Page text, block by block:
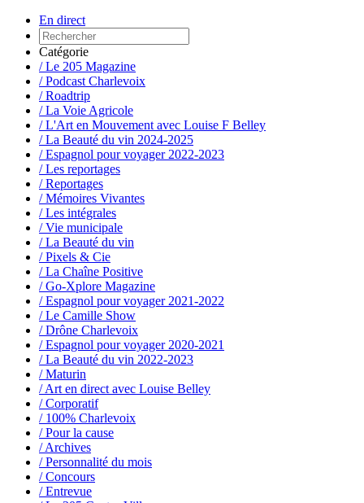
En direct
Catégorie
/ Le 205 Magazine
/ Podcast Charlevoix
/ Roadtrip
/ La Voie Agricole
/ L'Art en Mouvement avec Louise F Belley
/ La Beauté du vin 2024-2025
/ Espagnol pour voyager 2022-2023
/ Les reportages
/ Reportages
/ Mémoires Vivantes
/ Les intégrales
/ Vie municipale
/ La Beauté du vin
/ Pixels & Cie
/ La Chaîne Positive
/ Go-Xplore Magazine
/ Espagnol pour voyager 2021-2022
/ Le Camille Show
/ Drône Charlevoix
/ Espagnol pour voyager 2020-2021
/ La Beauté du vin 2022-2023
/ Maturin
/ Art en direct avec Louise Belley
/ Corporatif
/ 100% Charlevoix
/ Pour la cause
/ Archives
/ Personnalité du mois
/ Concours
/ Entrevue